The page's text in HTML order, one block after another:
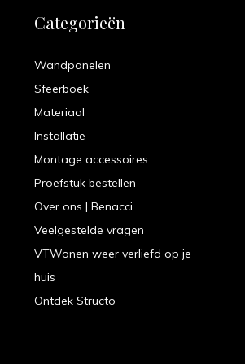
Categorieën
Wandpanelen
Sfeerboek
Materiaal
Installatie
Montage accessoires
Proefstuk bestellen
Over ons | Benacci
Veelgestelde vragen
VTWonen weer verliefd op je
huis
Ontdek Structo